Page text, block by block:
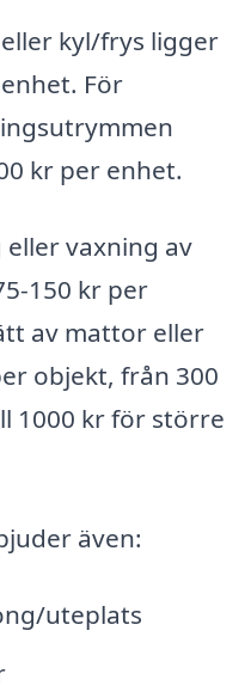
kyl/frys ligger
För
kr per enhet.
vaxning av
150 kr per
av mattor eller
objekt, från 300
1000 kr för större
även:
uteplats